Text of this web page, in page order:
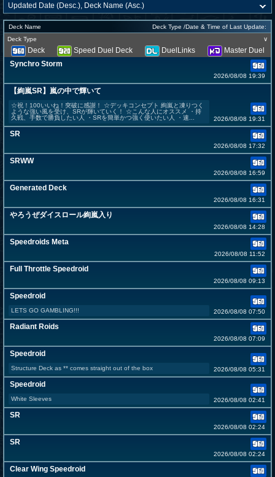
Deck Name
Deck Type /Date & Time of Last Update:
Deck Type
∨
Deck Speed Duel Deck DuelLinks
Master Duel
Synchro Storm
2026/08/08 19:39
【絢嵐SR】嵐の中で輝いて
☆祝！100いいね！突破に感謝！ ☆デッキコンセプト 絢嵐と凍りつく
ような強い風を受け、SRが輝いていく！ ☆こんな人にオススメ ・持
久戦、手数で勝負したい人 ・SRを簡単かつ強く使いたい人 ・速...
2026/08/08 19:31
SR
2026/08/08 17:32
SRWW
2026/08/08 16:59
Generated Deck
2026/08/08 16:31
やろうぜダイスロール絢嵐入り
2026/08/08 14:28
Speedroids Meta
2026/08/08 11:52
Full Throttle Speedroid
2026/08/08 09:13
Speedroid
LETS GO GAMBLING!!! 2026/08/08 07:50
Radiant Roids
2026/08/08 07:09
Speedroid
Structure Deck as ** comes straight out of the box 2026/08/08 05:31
Speedroid
White Sleeves 2026/08/08 02:41
SR
2026/08/08 02:24
SR
2026/08/08 02:24
Clear Wing Speedroid